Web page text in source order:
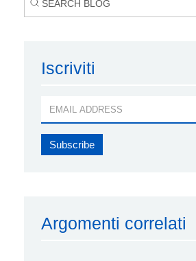
Iscriviti
Argomenti correlati